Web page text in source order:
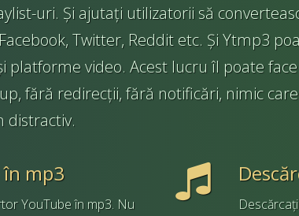
uri. Și ajutați utilizatorii să
Twitter, Reddit etc. Și Ytmp3
platforme video. Acest lucru îl poate
fără redirecții, fără notificări, nimic
distractiv.
mp3
YouTube în mp3. Nu